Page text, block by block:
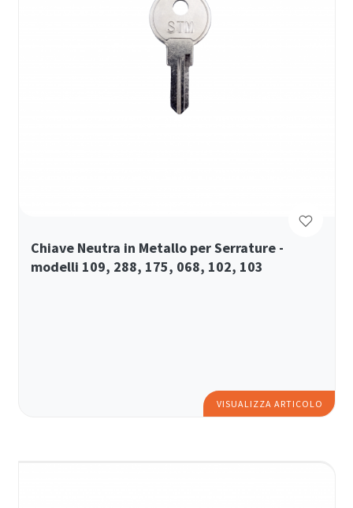
Chiave Neutra in Metallo per Serrature -
modelli 109, 288, 175, 068, 102, 103
VISUALIZZA ARTICOLO